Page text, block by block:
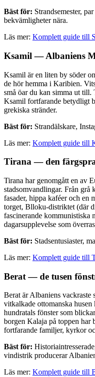
Bäst för: Strandsemester,
bekvämligheter nära.
Läs mer: Komplett guide till
Ksamil — Albaniens
Ksamil är en liten by söder
de hör hemma i Karibien.
små öar du kan simma ut till.
Ksamil fortfarande betydligt
grekiska stränder.
Bäst för: Strandälskare,
Läs mer: Komplett guide till
Tirana — den
Tirana har genomgått en av
stadsomvandlingar. Från grå
fasader, hippa kaféer och en
torget, Blloku-distriktet (där
fascinerande kommunistiska
dagarsupplevelse som
Bäst för: Stadsentusiaster,
Läs mer: Komplett guide till
Berat — de tusen
Berat är Albaniens
vitkalkade ottomanska
hundratals fönster som
borgen Kalaja på toppen har
fortfarande familjer, kyrkor
Bäst för:
vindistrik producerar
Läs mer: Komplett guide till